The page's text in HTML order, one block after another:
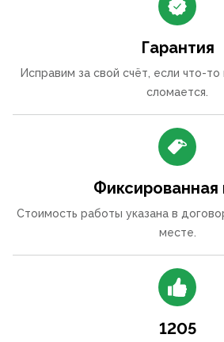
Гарантия
Исправим за свой счёт, если что-
сломается.
Фиксированная
Стоимость работы указана в
месте.
1205